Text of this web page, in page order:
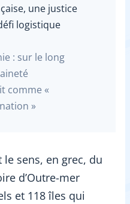
une justice
logistique
: sur le long
comme «
»
le sens, en grec, du
d’Outre-mer
et 118 îles qui